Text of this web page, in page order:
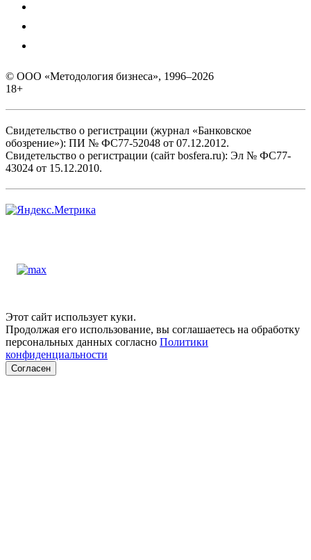
© ООО «Методология бизнеса», 1996–2026
18+
Свидетельство о регистрации (журнал «Банковское
обозрение»): ПИ № ФС77-52048 от 07.12.2012.
Свидетельство о регистрации (сайт bosfera.ru): Эл № ФС77-
43024 от 15.12.2010.
Этот сайт использует куки.
Продолжая его использование, вы соглашаетесь на обработку
персональных данных согласно Политики
конфиденциальности
Согласен